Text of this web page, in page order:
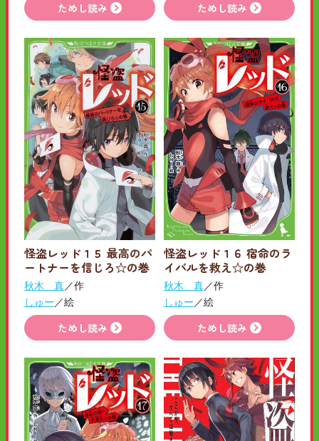
ためし読み ためし読み
怪盗レッド１５ 最高のパ
ートナーを信じろ☆の巻
秋木 真／作
しゅー ／絵
ためし読み
怪盗レッド１６ 宿命のラ
イバルを救え☆の巻
秋木 真／作
しゅー ／絵
ためし読み